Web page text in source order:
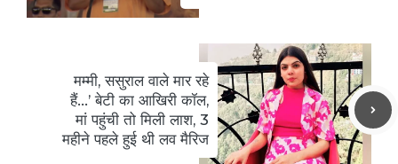
मम्मी, ससुराल वाले मार रहे
हैं…’ बेटी का आखिरी कॉल,
मां पहुंची तो मिली लाश, 3
महीने पहले हुई थी लव मैरिज